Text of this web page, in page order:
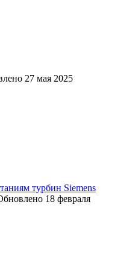
27 мая 2025
турбин Siemens
18 февраля